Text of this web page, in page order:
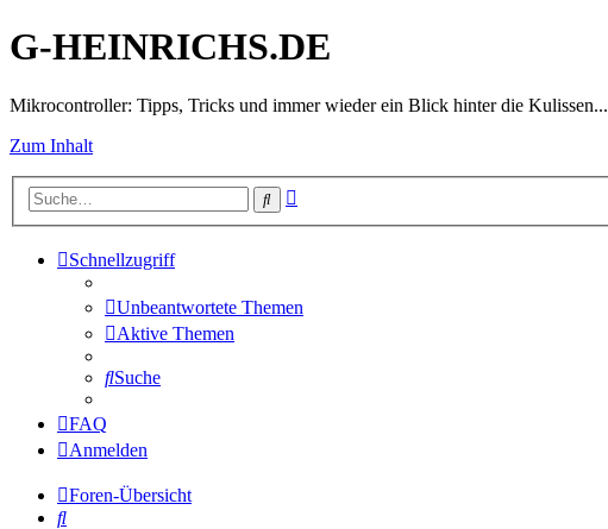
G-HEINRICHS.DE
Mikrocontroller: Tipps, Tricks und immer wieder ein Blick hinter die Kulissen...
Zum Inhalt
Suche
Schnellzugriff
Unbeantwortete Themen
Aktive Themen
Suche
FAQ
Anmelden
Foren-Übersicht
Suche